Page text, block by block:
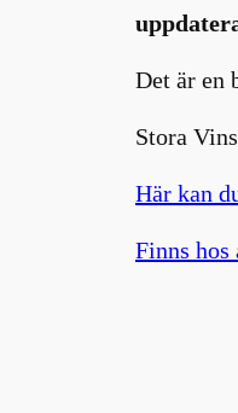
Det är en
Stora
Här kan
Finns